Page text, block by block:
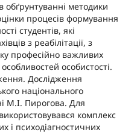
методики
процесів формування
студентів, які
з реабілітації, з
професійно важливих
особистості.
Дослідження
національного
М.І. Пирогова. Для
комплекс
і психодіагностичних